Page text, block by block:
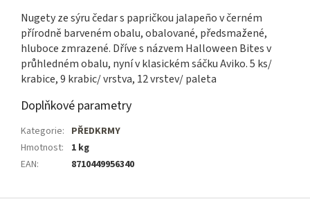
Nugety ze sýru čedar s papričkou jalapeño v černém
přírodně barveném obalu, obalované, předsmažené,
hluboce zmrazené. Dříve s názvem Halloween Bites v
průhledném obalu, nyní v klasickém sáčku Aviko. 5 ks/
krabice, 9 krabic/ vrstva, 12 vrstev/ paleta
Doplňkové parametry
Kategorie: PŘEDKRMY
Hmotnost:
1 kg
EAN: 8710449956340
Z